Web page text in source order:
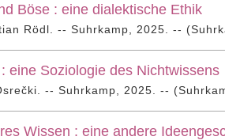
Böse : eine dialektische Ethik
Rödl. -- Suhrkamp, 2025. --
eine Soziologie des Nichtwissens
-- Suhrkamp, 2025. --
Wissen : eine andere